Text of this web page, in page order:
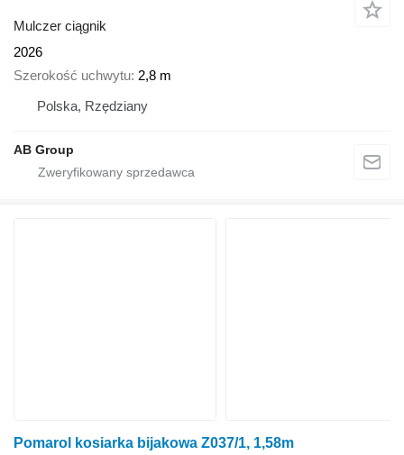
Mulczer ciągnik
2026
Szerokość uchwytu 2,8 m
Polska, Rzędziany
AB Group
Pomarol kosiarka bijakowa Z037/1, 1,58m